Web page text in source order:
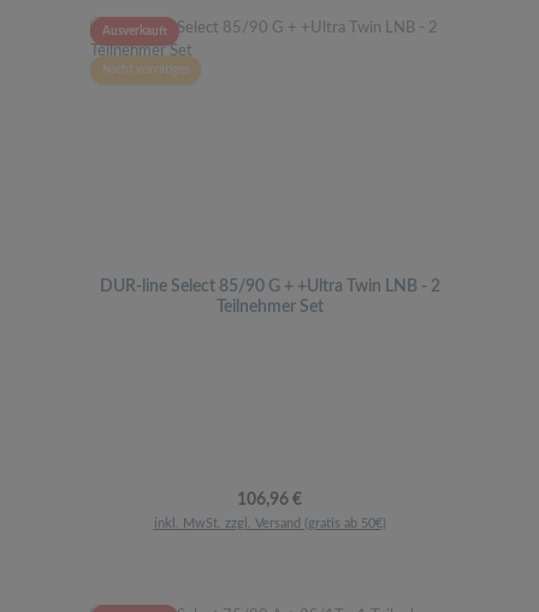
Ausverkauft
Nicht vorrätiges
DUR-line Select 85/90 G + +Ultra Twin LNB - 2
Teilnehmer Set
Regulärer Preis:
106,96 €
inkl. MwSt. zzgl. Versand (gratis ab 50€)